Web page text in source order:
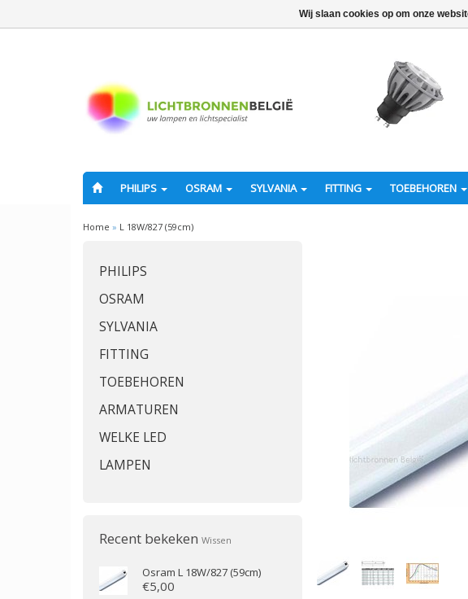
PHILIPS OSRAM SYLVANIA FITTING TOEBEHOREN
Home » L 18W/827 (59cm)
PHILIPS
OSRAM
SYLVANIA
FITTING
TOEBEHOREN
ARMATUREN
WELKE LED
LAMPEN
Recent bekeken Wissen
Osram L 18W/827 (59cm)
€5,00
Wij slaan cookies op om onze